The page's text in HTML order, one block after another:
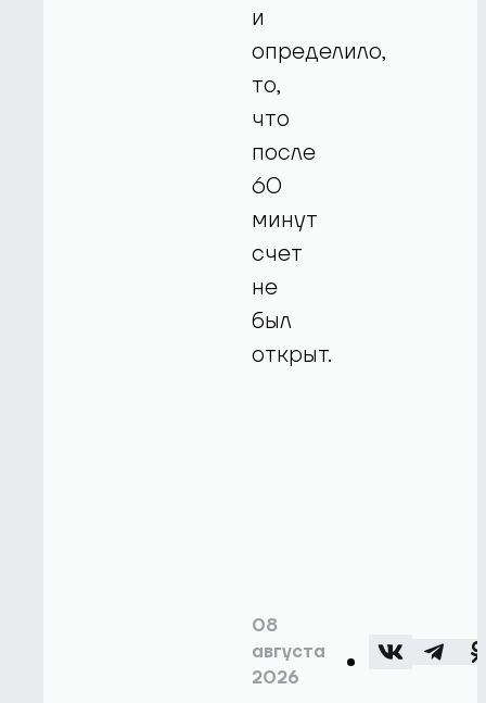
и
определило,
то,
что
после
60
минут
счет
не
был
открыт.
08
августа
2026